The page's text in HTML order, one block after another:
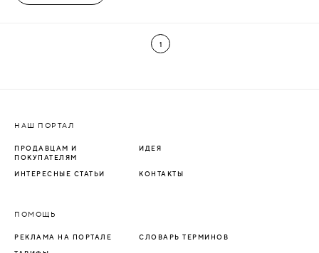
1
НАШ ПОРТАЛ
ПРОДАВЦАМ И
ПОКУПАТЕЛЯМ
ИДЕЯ
ИНТЕРЕСНЫЕ СТАТЬИ КОНТАКТЫ
ПОМОЩЬ
РЕКЛАМА НА ПОРТАЛЕ СЛОВАРЬ ТЕРМИНОВ